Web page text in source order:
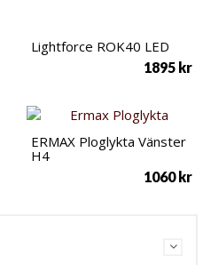
Lightforce ROK40 LED
1895 kr
ERMAX Ploglykta Vänster
H4
1060kr